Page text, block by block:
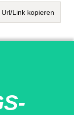
Url/Link kopieren